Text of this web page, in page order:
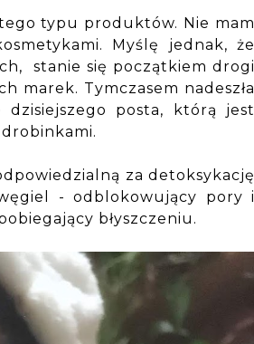
typu produktów. Nie mam
Myślę jednak, że
stanie się początkiem drogi
marek. Tymczasem nadeszła
posta, którą jest
za detoksykację
- odblokowujący pory i
błyszczeniu.